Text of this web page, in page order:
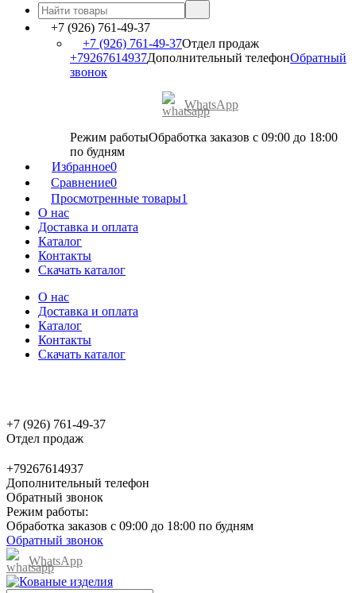
+7 (926) 761-49-37
+7 (926) 761-49-37Отдел продаж
+79267614937Дополнительный телефонОбратный
звонок
WhatsApp
Режим работыОбработка заказов с 09:00 до 18:00
по будням
Избранное0
Сравнение0
Просмотренные товары1
О нас
Доставка и оплата
Каталог
Контакты
Скачать каталог
О нас
Доставка и оплата
Каталог
Контакты
Скачать каталог
+7 (926) 761-49-37
Отдел продаж
+79267614937
Дополнительный телефон
Обратный звонок
Режим работы:
Обработка заказов с 09:00 до 18:00 по будням
Обратный звонок
WhatsApp